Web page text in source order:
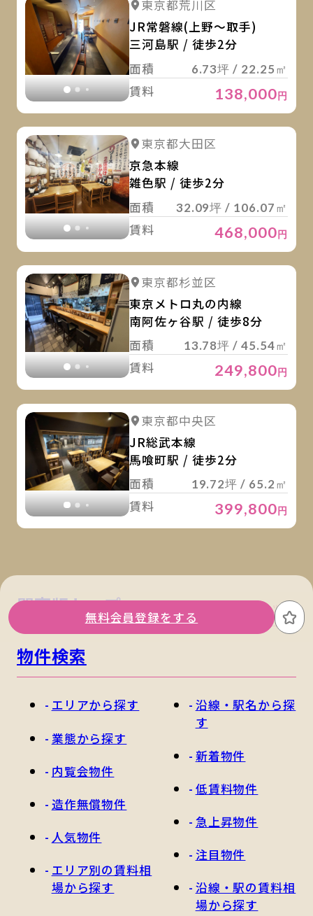
詳細を見る
東京都荒川区
JR常磐線(上野～取手)
三河島駅 / 徒歩2分
面積
6.73坪 / 22.25㎡
賃料 138,000円
詳細を見る
東京都大田区
京急本線
雑色駅 / 徒歩2分
面積
32.09坪 / 106.07㎡
賃料 468,000円
詳細を見る
東京都杉並区
東京メトロ丸の内線
南阿佐ヶ谷駅 / 徒歩8分
面積
13.78坪 / 45.54㎡
賃料 249,800円
詳細を見る
東京都中央区
JR総武本線
馬喰町駅 / 徒歩2分
面積
19.72坪 / 65.2㎡
賃料 399,800円
無料会員登録をする お
関東版トップ 関西版トップ
物件検索
エリアから探す
業態から探す
内覧会物件
造作無償物件
人気物件
エリア別の賃料相
場から探す
沿線・駅名から探
す
新着物件
低賃料物件
急上昇物件
注目物件
沿線・駅の賃料相
場から探す